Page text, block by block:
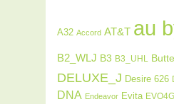
A32 Accord AT&T au
B2_WLJ B3 B3_UHL
DELUXE_J Desire 626
DNA Endeavor Evita